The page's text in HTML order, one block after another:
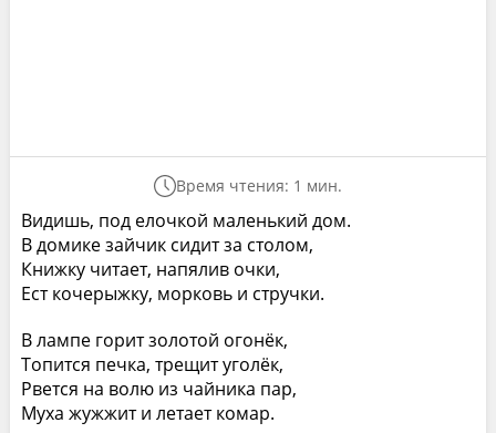
Время чтения: 1 мин.
Видишь, под елочкой маленький дом.
В домике зайчик сидит за столом,
Книжку читает, напялив очки,
Ест кочерыжку, морковь и стручки.
В лампе горит золотой огонёк,
Топится печка, трещит уголёк,
Рвется на волю из чайника пар,
Муха жужжит и летает комар.